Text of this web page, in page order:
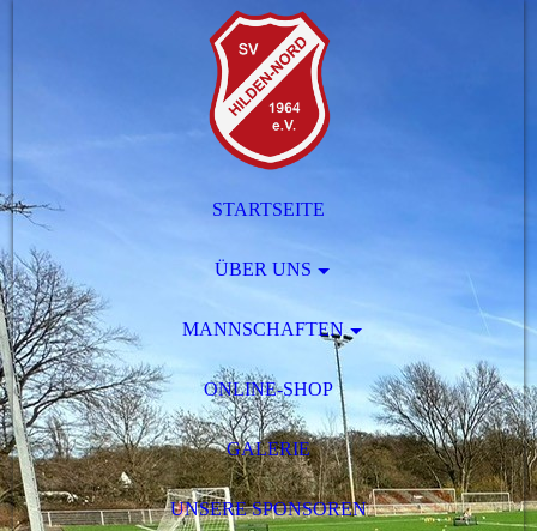
STARTSEITE
ÜBER UNS
MANNSCHAFTEN
ONLINE-SHOP
GALERIE
UNSERE SPONSOREN